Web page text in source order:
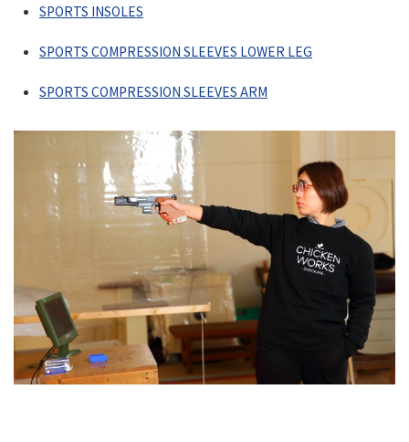
SPORTS INSOLES
SPORTS COMPRESSION SLEEVES LOWER LEG
SPORTS COMPRESSION SLEEVES ARM